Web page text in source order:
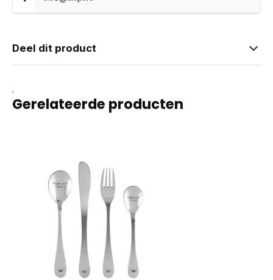
Deel dit product
.
Gerelateerde producten